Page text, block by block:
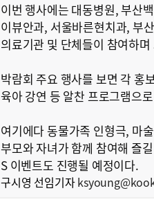
이번 행사에는 대동병원, 부산
이뷰안과, 서울바른현치과, 부
의료기관 및 단체들이 참여하
박람회 주요 행사를 보면 각 홍
육아 강연 등 알찬 프로그램으
여기에다 동물가족 인형극, 마
부모와 자녀가 함께 참여해 즐
S 이벤트도 진행될 예정이다.
구시영 선임기자